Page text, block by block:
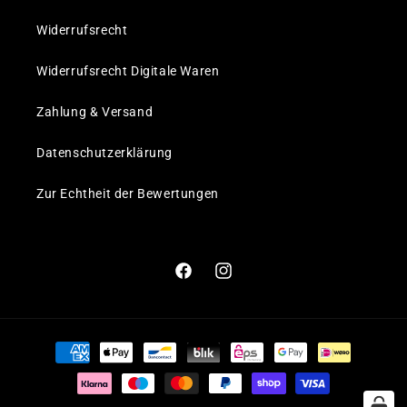
Widerrufsrecht
Widerrufsrecht Digitale Waren
Zahlung & Versand
Datenschutzerklärung
Zur Echtheit der Bewertungen
FacebookInstagram
Zahlungsmethoden